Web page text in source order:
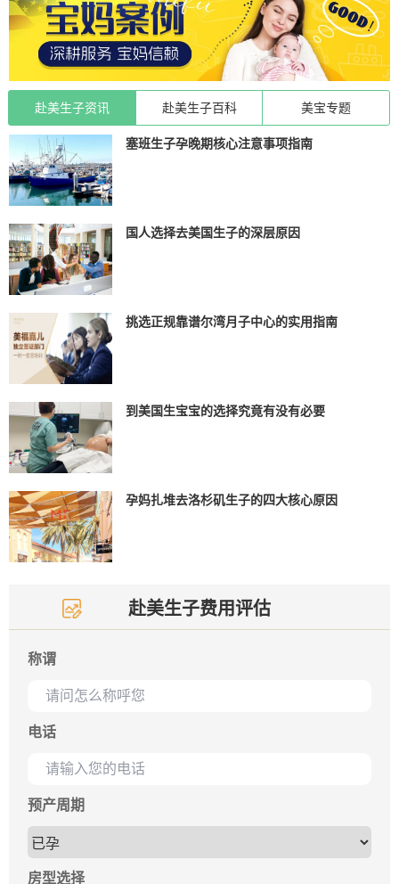
赴美生子资讯 赴美生子百科 美宝专题
塞班生子孕晚期核心注意事项指南
国人选择去美国生子的深层原因
挑选正规靠谱尔湾月子中心的实用指南
到美国生宝宝的选择究竟有没有必要
孕妈扎堆去洛杉矶生子的四大核心原因
赴美生子费用评估
称谓
电话
预产周期
房型选择